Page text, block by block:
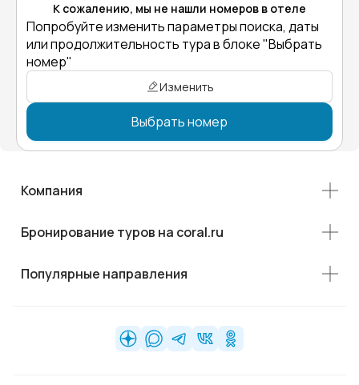
К сожалению, мы не нашли номеров в отеле
Попробуйте изменить параметры поиска, даты
или продолжительность тура в блоке "Выбрать
номер"
Изменить
Выбрать номер
Компания
Бронирование туров на coral.ru
Популярные направления